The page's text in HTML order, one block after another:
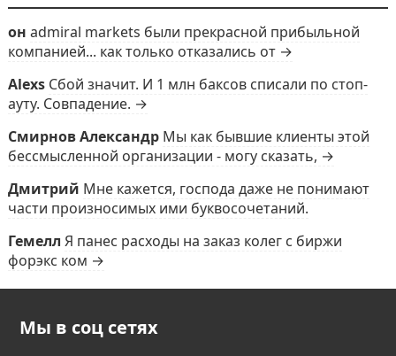
он admiral markets были прекрасной прибыльной
компанией... как только отказались от →
Alexs Сбой значит. И 1 млн баксов списали по стоп-
ауту. Совпадение. →
Смирнов Александр Мы как бывшие клиенты этой
бессмысленной организации - могу сказать, →
Дмитрий Мне кажется, господа даже не понимают
части произносимых ими буквосочетаний.
Гемелл Я панес расходы на заказ колег с биржи
форэкс ком →
Мы в соц сетях